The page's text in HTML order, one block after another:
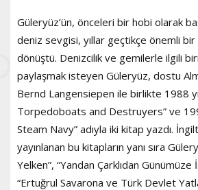
Güleryüz’ün, önceleri bir hobi olarak
deniz sevgisi, yıllar geçtikçe önemli
dönüştü. Denizcilik ve gemilerle ilgili
paylaşmak isteyen Güleryüz, dostu
Bernd Langensiepen ile birlikte 1988
Torpedoboats and Destruyers” ve
Steam Navy” adıyla iki kitap yazdı.
yayınlanan bu kitapların yanı sıra
Yelken”, “Yandan Çarklıdan Günümüze
“Ertuğrul Savarona ve Türk Devlet